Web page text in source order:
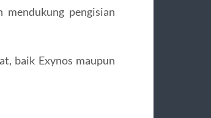
pengisian
baik Exynos maupun